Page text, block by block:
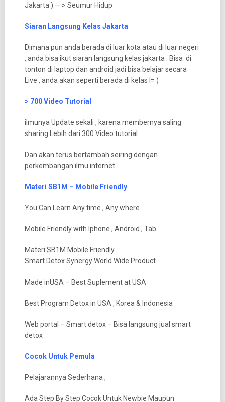
Jakarta ) — > Seumur Hidup
Siaran Langsung Kelas Jakarta
Dimana pun anda berada di luar kota atau di luar negeri
, anda bisa ikut siaran langsung kelas jakarta . Bisa di
tonton di laptop dan android jadi bisa belajar secara
Live , anda akan seperti berada di kelas l= )
> 700 Video Tutorial
ilmunya Update sekali , karena membernya saling
sharing Lebih dari 300 Video tutorial
Dan akan terus bertambah seiring dengan
perkembangan ilmu internet.
Materi SB1M – Mobile Friendly
You Can Learn Any time , Any where
Mobile Friendly with Iphone , Android , Tab
Materi SB1M Mobile Friendly
Smart Detox Synergy World Wide Product
Made inUSA – Best Suplement at USA
Best Program Detox in USA , Korea & Indonesia
Web portal – Smart detox – Bisa langsung jual smart
detox
Cocok Untuk Pemula
Pelajarannya Sederhana ,
Ada Step By Step Cocok Untuk Newbie Maupun